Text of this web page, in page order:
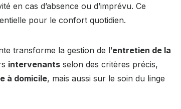
en cas d’absence ou d’imprévu. Ce
pour le confort quotidien.
transforme la gestion de l’entretien de la
intervenants selon des critères précis,
à domicile, mais aussi sur le soin du linge